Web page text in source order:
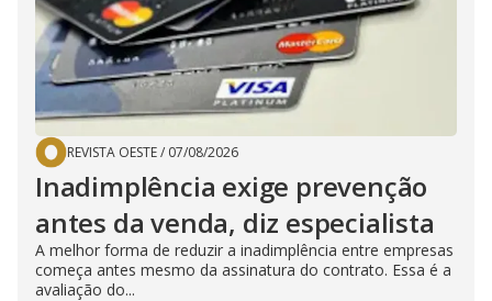
REVISTA OESTE/ 07/08/2026
Inadimplência exige prevenção
antes da venda, diz especialista
A melhor forma de reduzir a inadimplência entre empresas
começa antes mesmo da assinatura do contrato. Essa é a
avaliação do...